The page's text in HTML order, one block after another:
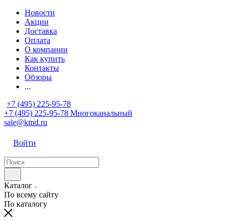
Новости
Акции
Доставка
Оплата
О компании
Как купить
Контакты
Обзоры
...
+7 (495) 225-95-78
+7 (495) 225-95-78 Многоканальный
sale@ktnd.ru
Войти
Каталог
По всему сайту
По каталогу